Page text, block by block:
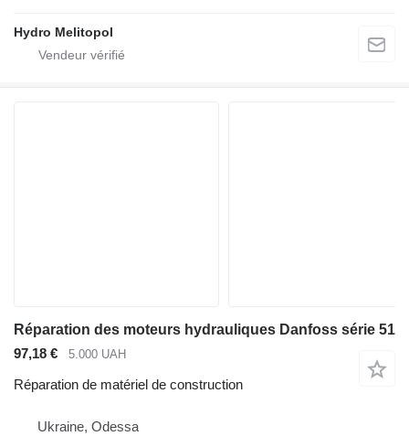
Hydro Melitopol
Réparation des moteurs hydrauliques Danfoss série 51
97,18 €
5.000 UAH
Réparation de matériel de construction
Ukraine, Odessa